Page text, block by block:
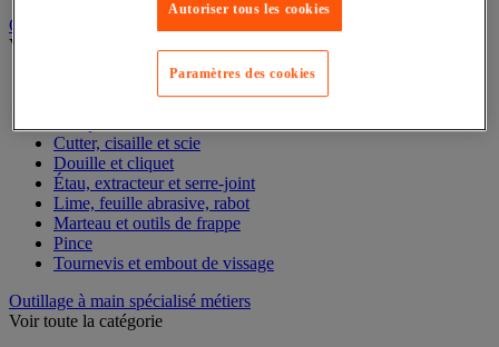
Outillage à main
Voir toute la catégorie
Clé et tournevis dynamométrique
Cutter, cisaille et scie
Douille et cliquet
Étau, extracteur et serre-joint
Lime, feuille abrasive, rabot
Marteau et outils de frappe
Pince
Tournevis et embout de vissage
Outillage à main spécialisé métiers
Voir toute la catégorie
Autoriser tous les cookies
Paramètres des cookies